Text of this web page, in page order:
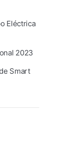
Eléctrica
2023
Smart